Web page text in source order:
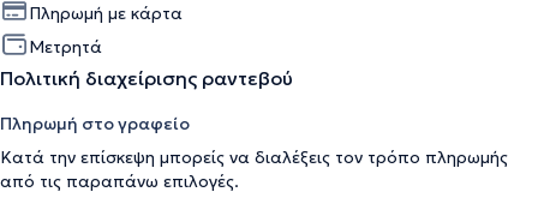
Πληρωμή με κάρτα
Μετρητά
Πολιτική διαχείρισης ραντεβού
Πληρωμή στο γραφείο
Κατά την επίσκεψη μπορείς να διαλέξεις τον τρόπο πληρωμής
από τις παραπάνω επιλογές.